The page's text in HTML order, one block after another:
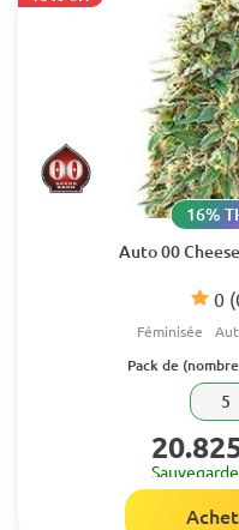
Auto 00
0
16%
Féminisée
Pack de
5